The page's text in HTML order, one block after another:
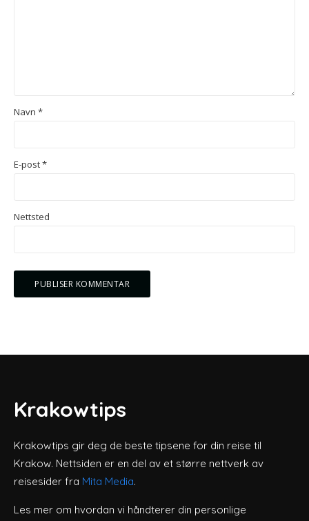
Navn *
E-post*
Nettsted
Krakowtips
Krakowtips gir deg de beste tipsene for din reise til
Krakow. Nettsiden er en del av et større nettverk av
reisesider fra Mita Media.
Les mer om hvordan vi håndterer din personlige